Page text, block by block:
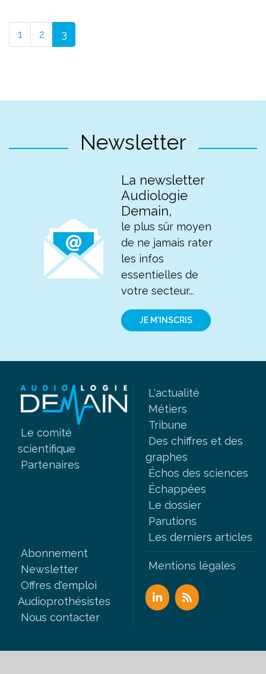
1 2 3
Newsletter
La newsletter
Audiologie
Demain,
le plus sûr moyen
de ne jamais rater
les infos
essentielles de
votre secteur...
JE M'INSCRIS
Le comité
scientifique
Partenaires
L'actualité
Métiers
Tribune
Des chiffres et des
graphes
Échos des sciences
Échappées
Le dossier
Parutions
Les derniers articles
Abonnement
Newsletter
Offres d'emploi
Audioprothésistes
Nous contacter
Mentions légales